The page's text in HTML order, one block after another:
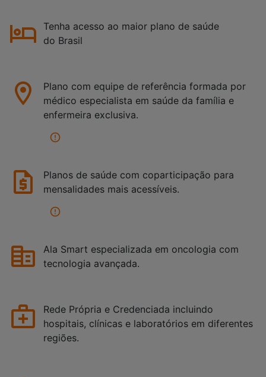
Tenha acesso ao maior plano de saúde
do Brasil
Plano com equipe de referência formada por
médico especialista em saúde da família e
enfermeira exclusiva.
Planos de saúde com coparticipação para
mensalidades mais acessíveis.
Ala Smart especializada em oncologia com
tecnologia avançada.
Rede Própria e Credenciada incluindo
hospitais, clínicas e laboratórios em diferentes
regiões.